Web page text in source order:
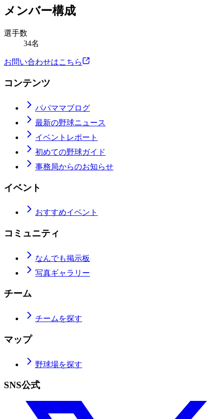
メンバー構成
選手数
34名
お問い合わせはこちら
コンテンツ
パパママブログ
最新の野球ニュース
イベントレポート
初めての野球ガイド
事務局からのお知らせ
イベント
おすすめイベント
コミュニティ
なんでも掲示板
写真ギャラリー
チーム
チームを探す
マップ
野球場を探す
SNS公式